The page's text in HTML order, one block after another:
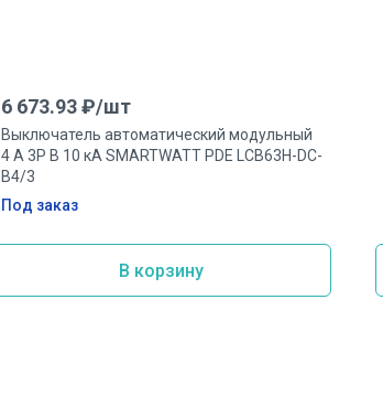
6 673.93 ₽/шт
Выключатель автоматический модульный
4 А 3P B 10 кА SMARTWATT PDE LCB63H-DC-
B4/3
Под заказ
В корзину